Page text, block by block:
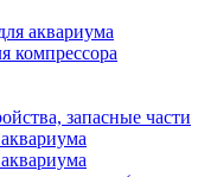
аквариума
компрессора
запасные части